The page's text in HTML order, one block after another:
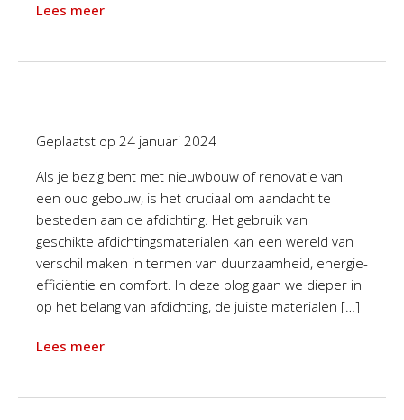
Lees meer
Geplaatst op 24 januari 2024
Als je bezig bent met nieuwbouw of renovatie van
een oud gebouw, is het cruciaal om aandacht te
besteden aan de afdichting. Het gebruik van
geschikte afdichtingsmaterialen kan een wereld van
verschil maken in termen van duurzaamheid, energie-
efficiëntie en comfort. In deze blog gaan we dieper in
op het belang van afdichting, de juiste materialen […]
Lees meer